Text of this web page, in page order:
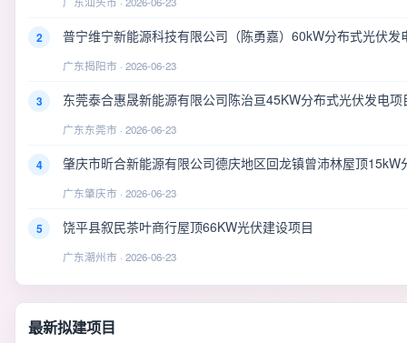
2 普宁维宁新能源科技有限公司（陈勇嘉）60kW分布式光伏发
广东揭阳市 · 2026-06-23
3 东莞泰合惠晟新能源有限公司陈治亘45KW分布式光伏发电项
广东东莞市 · 2026-06-23
4 肇庆市昕合新能源有限公司德庆地区回龙镇曾沛林屋顶15kW
广东肇庆市 · 2026-06-23
5 饶平县叙民茶叶商行屋顶66KW光伏建设项目
广东潮州市 · 2026-06-23
最新拟建项目